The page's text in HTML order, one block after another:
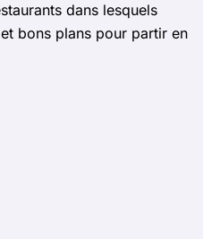
dans lesquels
bons plans pour partir en